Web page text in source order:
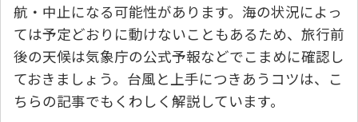
航・中止になる可能性があります。海の状況によっ
ては予定どおりに動けないこともあるため、旅行前
後の天候は気象庁の公式予報などでこまめに確認し
ておきましょう。台風と上手につきあうコツは、こ
ちらの記事でもくわしく解説しています。